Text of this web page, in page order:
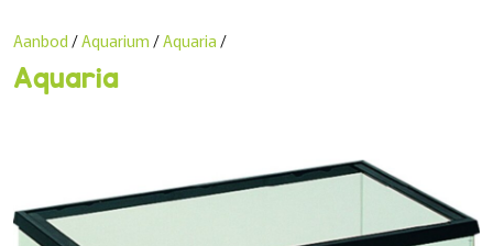
Aquaria
Aanbod /Aquarium /Aquaria /